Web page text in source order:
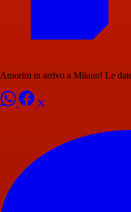
Amorim in arrivo a Milano! Le